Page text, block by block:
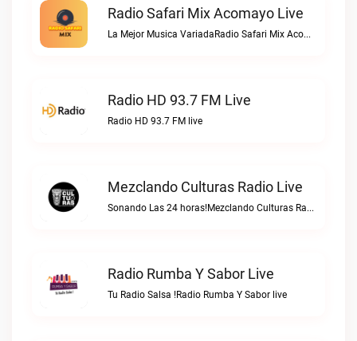
Radio Safari Mix Acomayo Live
La Mejor Musica VariadaRadio Safari Mix Acomayo live
Radio HD 93.7 FM Live
Radio HD 93.7 FM live
Mezclando Culturas Radio Live
Sonando Las 24 horas!Mezclando Culturas Radio live
Radio Rumba Y Sabor Live
Tu Radio Salsa !Radio Rumba Y Sabor live